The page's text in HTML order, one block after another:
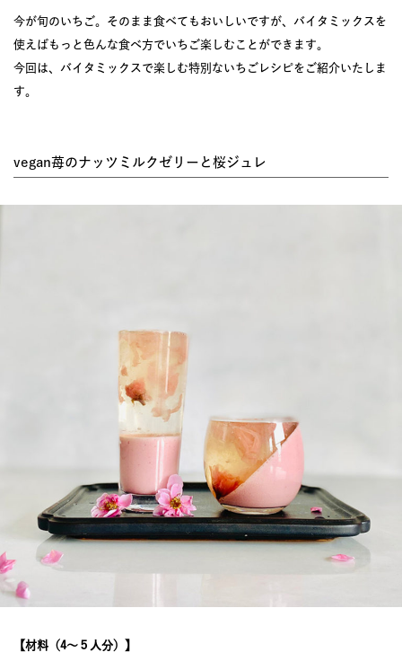
今が旬のいちご。そのまま食べてもおいしいですが、バイタミックスを
使えばもっと色んな食べ方でいちご楽しむことができます。
今回は、バイタミックスで楽しむ特別ないちごレシピをご紹介いたしま
す。
vegan苺のナッツミルクゼリーと桜ジュレ
【材料（4～５人分）】